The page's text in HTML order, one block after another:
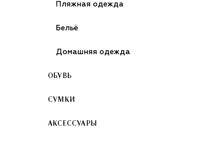
Пляжная одежда
Бельё
Домашняя одежда
ОБУВЬ
СУМКИ
АКСЕССУАРЫ